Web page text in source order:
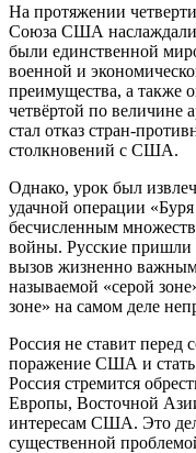
На протяжении
Союза США
были единственной
военной и
преимущества, а также
четвёртой по величине
стал отказ стран-
столкновений с США.
Однако, урок был
удачной операции
бесчисленным
войны. Русские пришли
вызов жизненно
называемой «серой
зоне» на самом деле
Россия не ставит перед
поражение США и стать
Россия стремится
Европы, Восточной
интересам США. Это
существенной